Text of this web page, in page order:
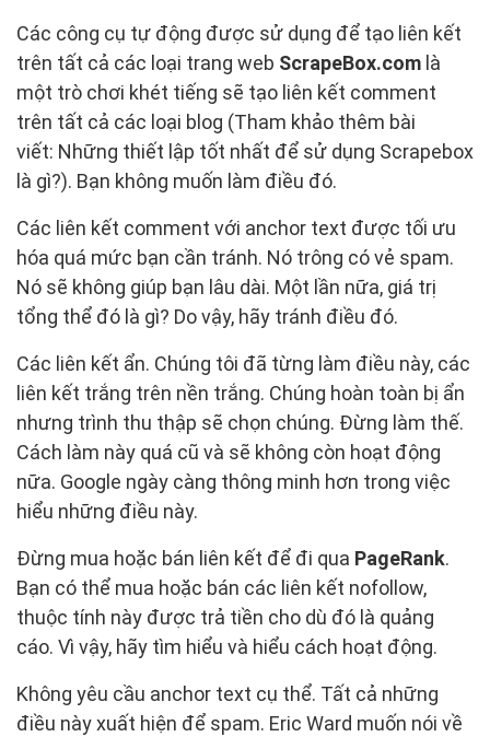
Các công cụ tự động được sử dụng để tạo liên kết
trên tất cả các loại trang web ScrapeBox.com là
một trò chơi khét tiếng sẽ tạo liên kết comment
trên tất cả các loại blog (Tham khảo thêm bài
viết: Những thiết lập tốt nhất để sử dụng Scrapebox
là gì?). Bạn không muốn làm điều đó.
Các liên kết comment với anchor text được tối ưu
hóa quá mức bạn cần tránh. Nó trông có vẻ spam.
Nó sẽ không giúp bạn lâu dài. Một lần nữa, giá trị
tổng thể đó là gì? Do vậy, hãy tránh điều đó.
Các liên kết ẩn. Chúng tôi đã từng làm điều này, các
liên kết trắng trên nền trắng. Chúng hoàn toàn bị ẩn
nhưng trình thu thập sẽ chọn chúng. Đừng làm thế.
Cách làm này quá cũ và sẽ không còn hoạt động
nữa. Google ngày càng thông minh hơn trong việc
hiểu những điều này.
Đừng mua hoặc bán liên kết để đi qua PageRank.
Bạn có thể mua hoặc bán các liên kết nofollow,
thuộc tính này được trả tiền cho dù đó là quảng
cáo. Vì vậy, hãy tìm hiểu và hiểu cách hoạt động.
Không yêu cầu anchor text cụ thể. Tất cả những
điều này xuất hiện để spam. Eric Ward muốn nói về